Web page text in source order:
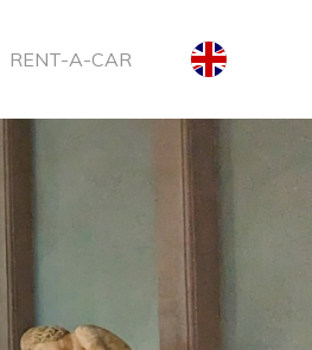
RENT-A-CAR